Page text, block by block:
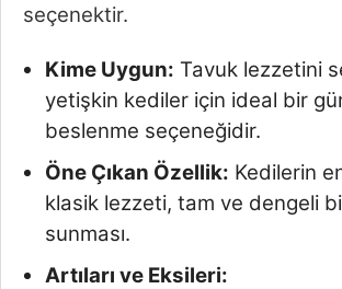
seçenektir.
Kime Uygun: Tavuk lezzetini
yetişkin kediler için ideal bir
beslenme seçeneğidir.
Öne Çıkan Özellik: Kedilerin
klasik lezzeti, tam ve dengeli
sunması.
Artıları ve Eksileri: